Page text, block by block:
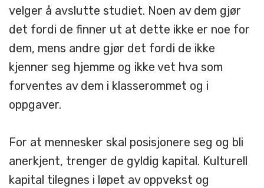
velger å avslutte studiet. Noen av dem gjør
det fordi de finner ut at dette ikke er noe for
dem, mens andre gjør det fordi de ikke
kjenner seg hjemme og ikke vet hva som
forventes av dem i klasserommet og i
oppgaver.
For at mennesker skal posisjonere seg og bli
anerkjent, trenger de gyldig kapital. Kulturell
kapital tilegnes i løpet av oppvekst og